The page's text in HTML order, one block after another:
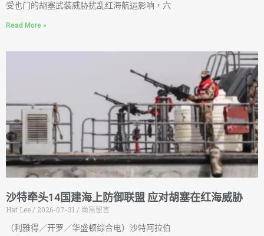
受也门的胡塞武装威胁扰乱红海航运影响，六
Read More »
沙特牵头14国建海上防御联盟 应对胡塞在红海威胁
Hat Lee 2026-07-31
尚無留言
（利雅得／开罗／华盛顿综合电）沙特阿拉伯